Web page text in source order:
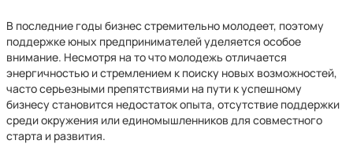
В последние годы бизнес стремительно молодеет, поэтому
поддержке юных предпринимателей уделяется особое
внимание. Несмотря на то что молодежь отличается
энергичностью и стремлением к поиску новых возможностей,
часто серьезными препятствиями на пути к успешному
бизнесу становится недостаток опыта, отсутствие поддержки
среди окружения или единомышленников для совместного
старта и развития.